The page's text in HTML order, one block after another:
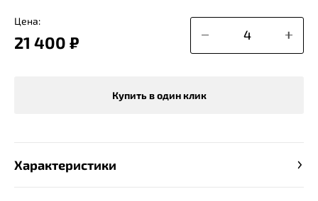
Цена:
21 400 ₽
Купить в один клик
Характеристики